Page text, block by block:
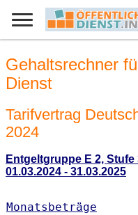
Gehaltsrechner
Dienst
Tarifvertrag
2024
Entgeltgruppe E 2,
01.03.2024 - 31.03.2025
Monatsbeträge